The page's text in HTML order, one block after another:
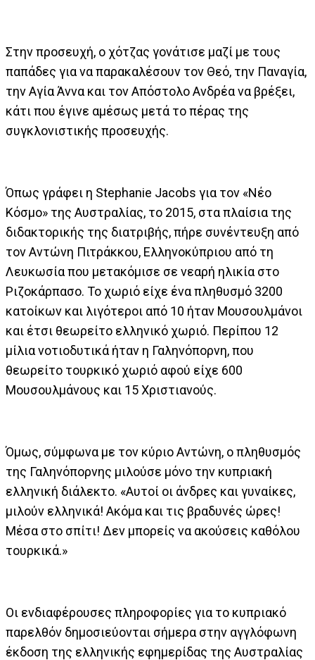
Στην προσευχή, ο χότζας γονάτισε μαζί με τους
παπάδες για να παρακαλέσουν τον Θεό, την Παναγία,
την Αγία Άννα και τον Απόστολο Ανδρέα να βρέξει,
κάτι που έγινε αμέσως μετά το πέρας της
συγκλονιστικής προσευχής.
Όπως γράφει η Stephanie Jacobs για τον «Νέο
Κόσμο» της Αυστραλίας, το 2015, στα πλαίσια της
διδακτορικής της διατριβής, πήρε συνέντευξη από
τον Αντώνη Πιτράκκου, Ελληνοκύπριου από τη
Λευκωσία που μετακόμισε σε νεαρή ηλικία στο
Ριζοκάρπασο. Το χωριό είχε ένα πληθυσμό 3200
κατοίκων και λιγότεροι από 10 ήταν Μουσουλμάνοι
και έτσι θεωρείτο ελληνικό χωριό. Περίπου 12
μίλια νοτιοδυτικά ήταν η Γαληνόπορνη, που
θεωρείτο τουρκικό χωριό αφού είχε 600
Μουσουλμάνους και 15 Χριστιανούς.
Όμως, σύμφωνα με τον κύριο Αντώνη, ο πληθυσμός
της Γαληνόπορνης μιλούσε μόνο την κυπριακή
ελληνική διάλεκτο. «Αυτοί οι άνδρες και γυναίκες,
μιλούν ελληνικά! Ακόμα και τις βραδυνές ώρες!
Μέσα στο σπίτι! Δεν μπορείς να ακούσεις καθόλου
τουρκικά.»
Οι ενδιαφέρουσες πληροφορίες για το κυπριακό
παρελθόν δημοσιεύονται σήμερα στην αγγλόφωνη
έκδοση της ελληνικής εφημερίδας της Αυστραλίας